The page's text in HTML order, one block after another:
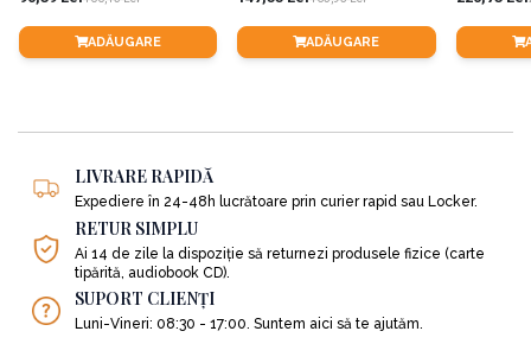
Să îți mărești masa musculară, să micșorezi cantitatea de grăsime din corp;
Să îți accelerezi metabolismul;
până la 20% din aportul caloric și 1-2 porții de fructe și legume cu amidon pe
Să prepari alimentele astfel încât să păstrezi cei mai buni nutrienți din ele
nu să le distrugi;
Să renunți la alimentele care te sleiesc de puteri, mai exact la zahăr, lactate
procesate, gluten, aditivi, coloranți, arome sintetice, ș.a.
În Dieta Bulletproof nu cantitatea este importantă, ci proporția alimentelor
ADĂUGARE ADĂUGARE
LIVRARE RAPIDĂ
Expediere în 24-48h lucrătoare prin curier rapid sau Locker.
RETUR SIMPLU
Ai 14 de zile la dispoziție să returnezi produsele fizice (carte
tipărită, audiobook CD).
SUPORT CLIENȚI
Luni-Vineri: 08:30 - 17:00. Suntem aici să te ajutăm.